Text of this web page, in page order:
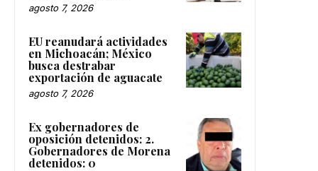
agosto 7, 2026
EU reanudará actividades
en Michoacán; México
busca destrabar
exportación de aguacate
agosto 7, 2026
Ex gobernadores de
oposición detenidos: 2.
Gobernadores de Morena
detenidos: 0